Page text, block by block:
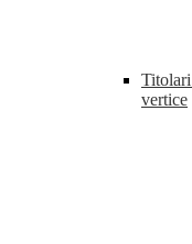
vertice